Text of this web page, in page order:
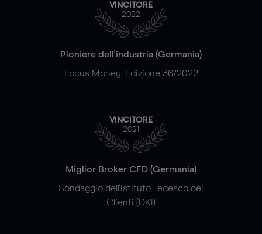
VINCITORE
2022
Pioniere dell'industria (Germania)
Focus Money, Edizione 36/2022
VINCITORE
2021
Miglior Broker CFD (Germania)
Sondaggio dell'Istituto Tedesco dei
Clienti (DKI)